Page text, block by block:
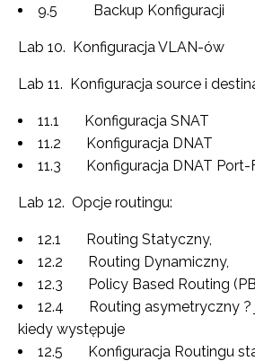
9.5 Backup Konfiguracji
Lab 10. Konfiguracja VLAN-ów
Lab 11. Konfiguracja source i
11.1 Konfiguracja SNAT
11.2 Konfiguracja DNAT
11.3 Konfiguracja DNAT Port-
Lab 12. Opcje routingu:
12.1 Routing Statyczny,
12.2 Routing Dynamiczny,
12.3 Policy Based Routing
12.4 Routing asymetryczny ?
kiedy występuje
12.5 Konfiguracja Routingu